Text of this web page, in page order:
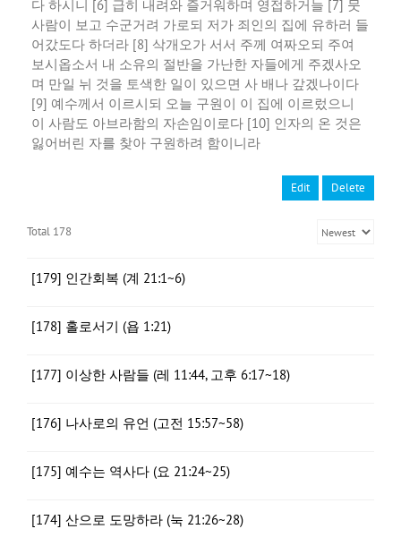
다 하시니 [6] 급히 내려와 즐거워하며 영접하거늘 [7] 뭇
사람이 보고 수군거려 가로되 저가 죄인의 집에 유하러 들
어갔도다 하더라 [8] 삭개오가 서서 주께 여짜오되 주여
보시옵소서 내 소유의 절반을 가난한 자들에게 주겠사오
며 만일 뉘 것을 토색한 일이 있으면 사 배나 갚겠나이다
[9] 예수께서 이르시되 오늘 구원이 이 집에 이르렀으니
이 사람도 아브라함의 자손임이로다 [10] 인자의 온 것은
잃어버린 자를 찾아 구원하려 함이니라
Edit Delete
Total 178
[179] 인간회복 (계 21:1~6)
[178] 홀로서기 (욥 1:21)
[177] 이상한 사람들 (레 11:44, 고후 6:17~18)
[176] 나사로의 유언 (고전 15:57~58)
[175] 예수는 역사다 (요 21:24~25)
[174] 산으로 도망하라 (눅 21:26~28)